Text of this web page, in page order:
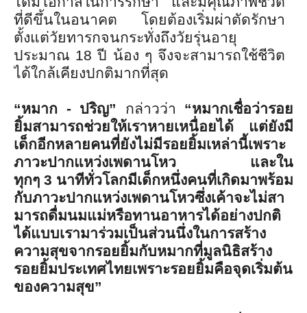
ที่ดีขึ้นในอนาคต โดยต้องเริ่มผ่าตัดรักษา
ตั้งแต่วัยทารกจนกระทั่งถึงวัยรุ่นอายุ
ประมาณ 18ปี น้อง ๆ จึงจะสามารถใช้ชีวิต
ได้ใกล้เคียงปกติมากที่สุด
“หมาก - ปริญ” กล่าวว่า “หมากเชื่อว่ารอย
ยิ้มสามารถช่วยให้เราหายเหนื่อยได้ แต่ยังมี
เด็กอีกหลายคนที่ยังไม่มีรอยยิ้มเหล่านี้เพราะ
ภาวะปากแหว่งเพดานโหว และใน
ทุกๆ 3 นาทีทั่วโลกมีเด็กหนึ่งคนที่เกิดมาพร้อม
กับภาวะปากแหว่งเพดานโหวซึ่งเค้าจะไม่สา
มารถดื่มนมแม่หรือทานอาหารได้อย่างปกติ
ได้แบบเรามาร่วมเป็นส่วนนึ่งในการสร้าง
ความสุขจากรอยยิ้มกับหมากที่มูลนิธิสร้าง
รอยยิ้มประเทศไทยเพราะรอยยิ้มคือจุดเริ่มต้น
ของความสุข”